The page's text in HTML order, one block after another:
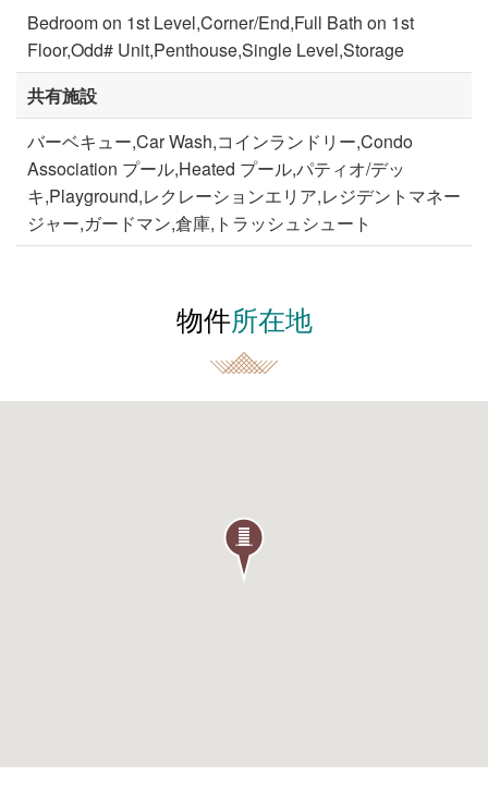
Bedroom on 1st Level,Corner/End,Full Bath on 1st
Floor,Odd# Unit,Penthouse,Single Level,Storage
共有施設
バーベキュー,Car Wash,コインランドリー,Condo
Association プール,Heated プール,パティオ/デッ
キ,Playground,レクレーションエリア,レジデントマネー
ジャー,ガードマン,倉庫,トラッシュシュート
物件所在地